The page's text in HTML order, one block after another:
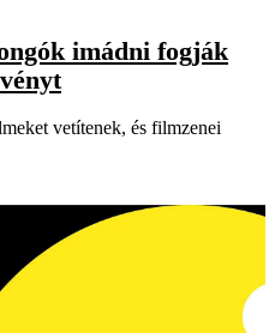
imádni fogják
vetítenek, és filmzenei